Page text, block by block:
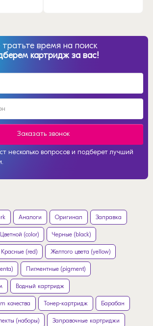
время на поиск
картридж за вас!
Заказать звонок
несколько вопросов и подберет лучший
Аналоги Оригинал Заправка
Цветной (color) Черные (black)
Красные (red) Желтого цвета (yellow)
Пигментные (pigment)
Водный картридж
качества Тонер-картридж Барабан
(наборы) Заправочные картриджи